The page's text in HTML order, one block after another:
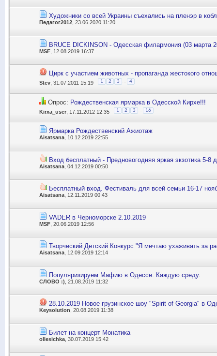
Художники со всей Украины съехались на пленэр в
Педагог2012 , 23.06.2020 11:20
BRUCE DICKINSON - Одесская филармония (03 марта
MSF , 12.08.2019 16:37
Цирк с участием животных - пропаганда жестокого
Stev , 31.07.2011 15:19 1 2 3 4
Опрос: Рождественская ярмарка в Одесской Кирхе!!!
Kirxa_user , 17.11.2012 12:35 1 2 3 16
Ярмарка Рождественский Ажиотаж
Aisatsana , 10.12.2019 22:55
Вход бесплатный - Предновогодняя яркая экзотика 5-8
Aisatsana , 04.12.2019 00:50
Бесплатный вход. Фестиваль для всей семьи 16-17
Aisatsana , 12.11.2019 00:43
VADER в Черноморске 2.10.2019
MSF , 20.06.2019 12:56
Творческий Детский Конкурс "Я мечтаю ухаживать за
Aisatsana , 12.09.2019 12:14
Популяризируем Мафию в Одессе. Каждую среду.
СЛОВО :) , 21.08.2019 11:32
28.10.2019 Новое грузинское шоу "Spirit of Georgia" в
Keysolution , 20.08.2019 11:38
Билет на концерт Монатика
ollesichka , 30.07.2019 15:42